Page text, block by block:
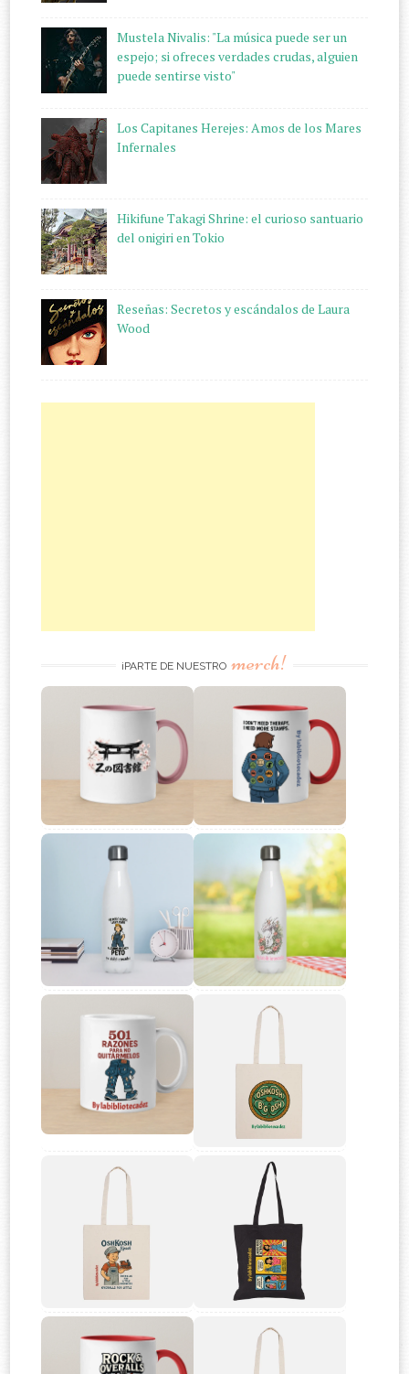
Mustela Nivalis: "La música puede ser un
espejo; si ofreces verdades crudas, alguien
puede sentirse visto"
Los Capitanes Herejes: Amos de los Mares
Infernales
Hikifune Takagi Shrine: el curioso santuario
del onigiri en Tokio
Reseñas: Secretos y escándalos de Laura
Wood
¡PARTE DE NUESTRO merch!